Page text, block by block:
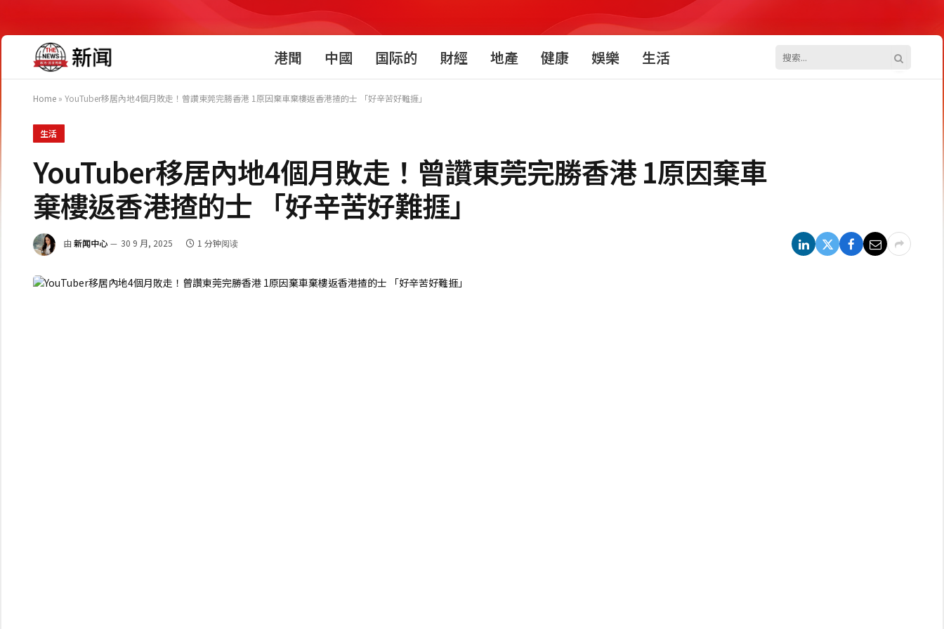
港聞 中國 国际的 財經 地產 健康 娛樂 生活
Home » YouTuber移居內地4個月敗走！曾讚東莞完勝香港 1原因棄車棄樓返香港揸的士 「好辛苦好難捱」
生活
YouTuber移居內地4個月敗走！曾讚東莞完勝香港 1原因棄車
棄樓返香港揸的士 「好辛苦好難捱」
由 新闻中心 30 9 月, 2025 1 分钟阅读